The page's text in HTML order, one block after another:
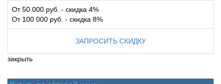
От 50 000 руб. - скидка 4%
От 100 000 руб. - скидка 8%
ЗАПРОСИТЬ СКИДКУ
закрыть